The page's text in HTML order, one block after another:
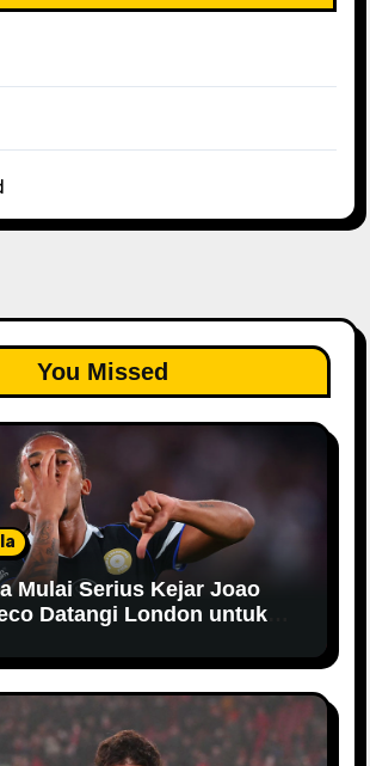
You Missed
Mulai Serius Kejar Joao
Datangi London untuk